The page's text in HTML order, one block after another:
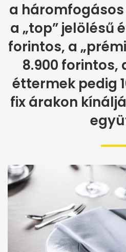
a
a „top” jelölésű
forintos, a
8.900 forintos,
éttermek pedig
fix árakon